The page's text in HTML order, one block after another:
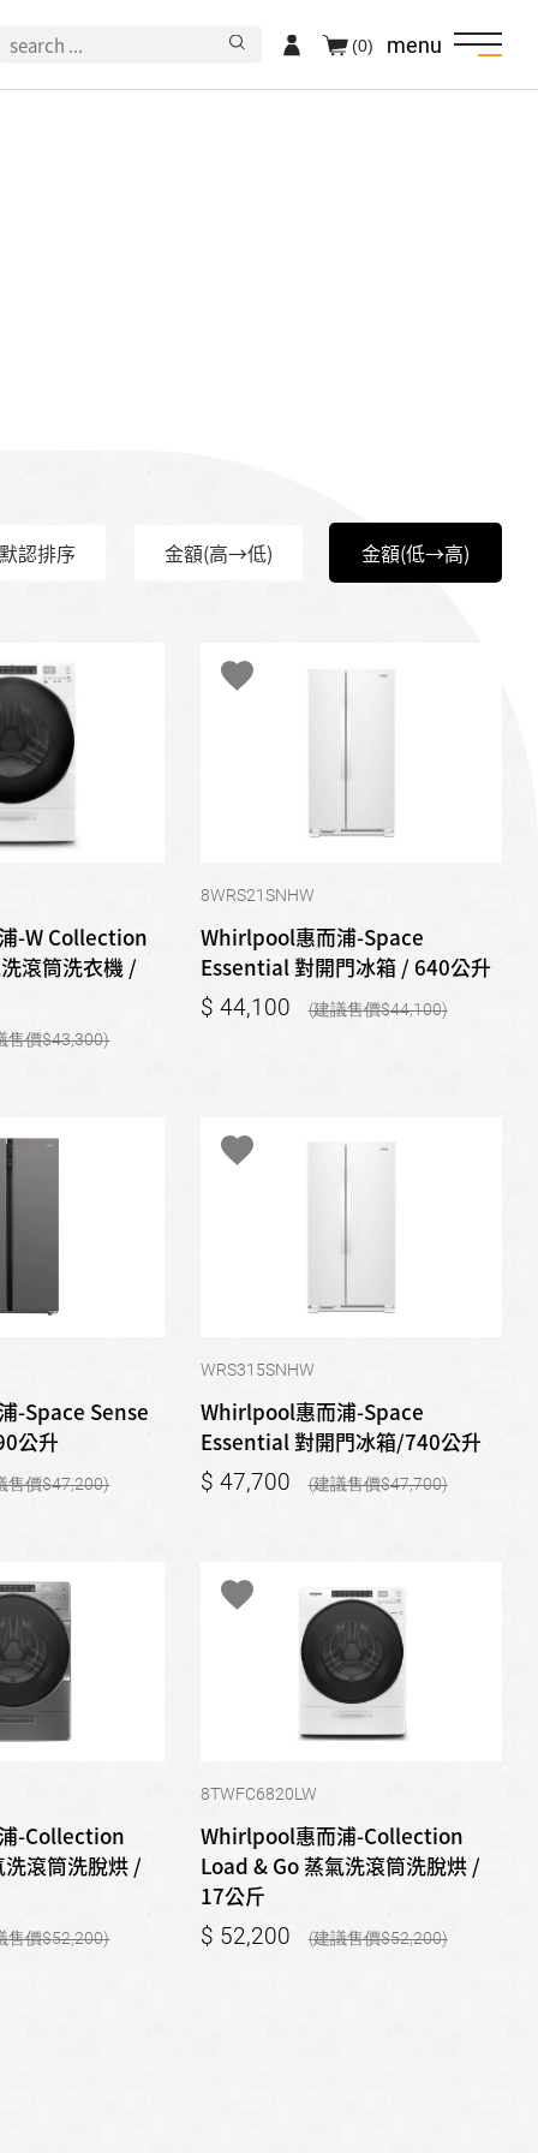
menu
(0)
默認排序 金額(高→低) 金額(低→高)
-W Collection
滾筒洗衣機 /
43,300
8WRS21SNHW
Whirlpool惠而浦-Space
Essential 對開門冰箱 / 640公升
44,100 44,100
-Space Sense
公升
47,200
WRS315SNHW
Whirlpool惠而浦-Space
Essential 對開門冰箱/740公升
47,700 47,700
-Collection
滾筒洗脫烘 /
52,200
8TWFC6820LW
Whirlpool惠而浦-Collection
Load & Go 蒸氣洗滾筒洗脫烘 /
17公斤
52,200 52,200